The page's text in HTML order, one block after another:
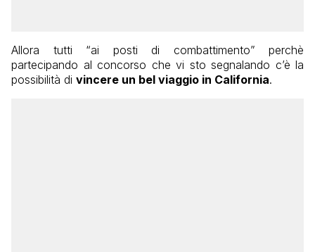
Allora tutti “ai posti di combattimento” perchè
partecipando al concorso che vi sto segnalando c’è la
possibilità di vincere un bel viaggio in California.